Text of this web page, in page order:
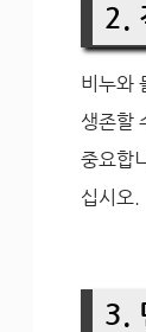
2.
비누와
생존할
중요합
십시오.
3.